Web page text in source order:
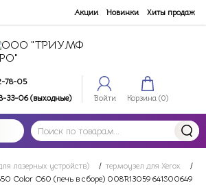
Акции Новинки Хиты продаж
78-05
33-06 (выходные)
Войти Корзина (0)
лазерных устройств) / термоузел для Xerox
/
Color C60 (печь в сборе) 008R13059 641S00649